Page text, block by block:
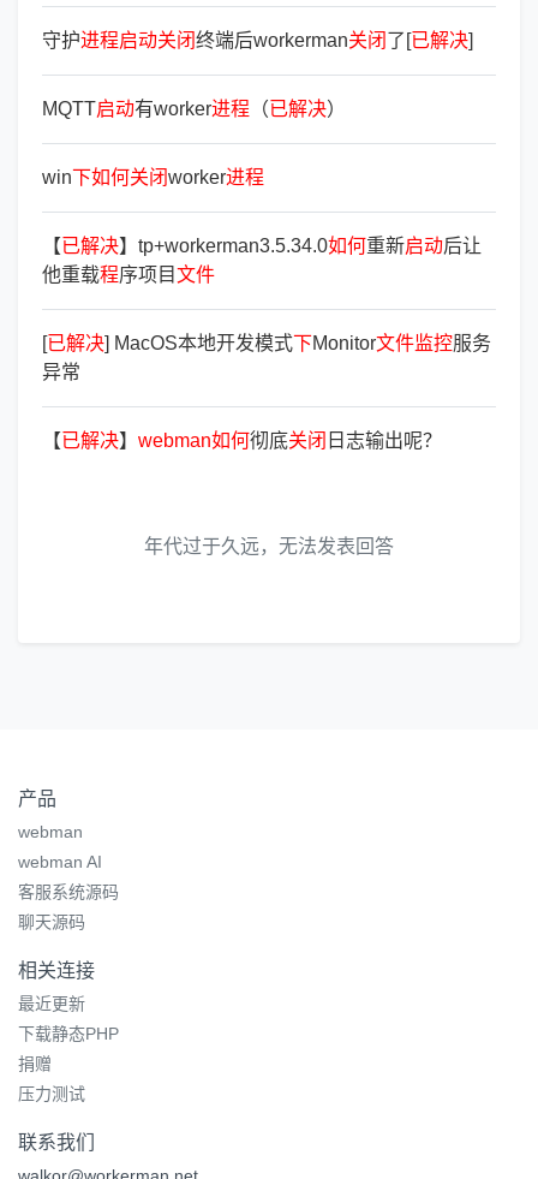
守护进程启动关闭终端后workerman关闭 了[已解决]
MQTT启动有worker进程 （已解决）
win下如何关闭worker进程
【已解决】tp+workerman3.5.34.0如何重新启动后让
他重载程序项目文件
[已解决] MacOS本地开发模式下Monitor文件监控服务
异常
【已解决】 webman如何彻底关闭 日志输出呢？
年代过于久远，无法发表回答
产品
webman
webman AI
客服系统源码
聊天源码
相关连接
最近更新
下载静态PHP
捐赠
压力测试
联系我们